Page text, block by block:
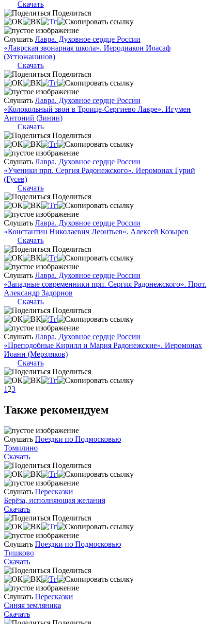
Скачать
Поделиться
Слушать Лавра. Духовное сердце России
«Лаврская звонарная школа». Иеродиакон Иоасаф
(Устюжанинов)
Скачать
Поделиться
Слушать Лавра. Духовное сердце России
«Колокольный звон в Троице-Сергиево Лавре». Игумен
Антоний (Зинин)
Скачать
Поделиться
Слушать Лавра. Духовное сердце России
«Ученики прп. Сергия Радонежского». Иеромонах Гурий
(Гусев)
Скачать
Поделиться
Слушать Лавра. Духовное сердце России
«Константин Николаевич Леонтьев». Алексей Козырев
Скачать
Поделиться
Слушать Лавра. Духовное сердце России
«Западные современники прп. Сергия Радонежского». Прот.
Александр Задорнов
Скачать
Поделиться
Слушать Лавра. Духовное сердце России
«Преподобные Кирилл и Мария Радонежские». Иеромонах
Иоанн (Мерзляков)
Скачать
Поделиться
1 23
Также рекомендуем
Слушать Поездки по Подмосковью
Томилино
Скачать
Поделиться
Слушать Пересказки
Берёза, исполняющая желания
Скачать
Поделиться
Слушать Поездки по Подмосковью
Тишково
Скачать
Поделиться
Слушать Пересказки
Синяя земляника
Скачать